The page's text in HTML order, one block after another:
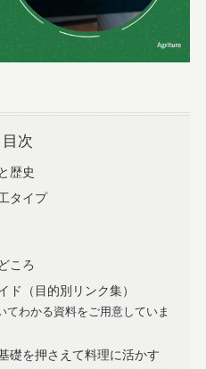
目次
歴史
タイプ
ころ
ド（目的別リンク集）
てわかる資料をご用意していま
礎を押さえて料理に活かす